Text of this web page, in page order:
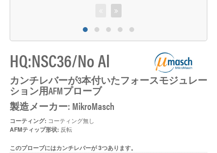
HQ:NSC36/No Al
カンチレバーが3本付いたフォースモジュレー
ション用AFMプローブ
製造メーカー: MikroMasch
コーティング: コーティング無し
AFMティップ形状: 反転
このプローブにはカンチレバーが 3つあります。